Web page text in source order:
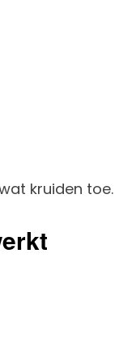
kruiden toe.